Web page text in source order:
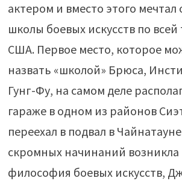
актером и вместо этого мечтал
школы боевых искусств по
США. Первое место, которое
назвать «школой» Брюса,
Гунг-Фу, на самом деле
гараже в одном из районов
переехал в подвал в
скромных начинаний возникла
философия боевых искусств,